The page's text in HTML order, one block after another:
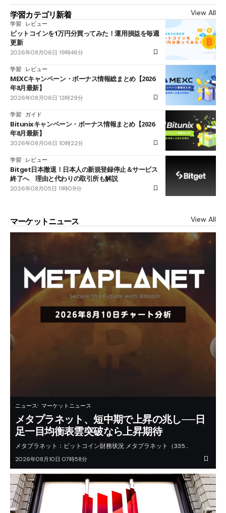
学習カテゴリ新着 View All
学習 レビュー
ビットコインを1万円分買ってみた！運用損益を毎週
更新
2026年08月06日 19時46分
学習 レビュー
MEXCキャンペーン・ボーナス情報総まとめ【2026
年8月最新】
2026年08月06日 12時29分
学習 ガイド
Bitunixキャンペーン・ボーナス情報まとめ【2026
年8月最新】
2026年08月06日 10時22分
学習 レビュー
Bitget日本撤退！日本人の新規登録停止＆サービス
終了へ 理由と代わりの取引所も解説
2026年08月05日 11時09分
マーケットニュース View All
ニュース マーケットニュース
メタプラネット、短中期で上昇の兆し──日
足一目均衡表雲突破なら上昇期待
メタプラネット：ビットコイン財務状況 メタプラネット（335…
2026年08月10日 07時58分